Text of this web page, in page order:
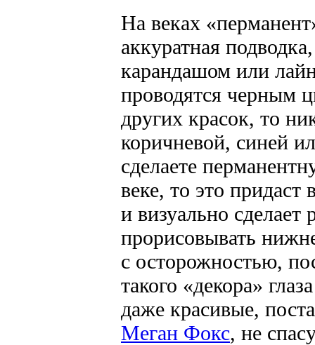
На веках
аккуратная
карандашом или
проводятся черным
других красок, то
коричневой, синей
сделаете
веке, то это придаст
и визуально
прорисовывать
с осторожностью,
такого «декора»
даже красивые,
Меган Фокс, не